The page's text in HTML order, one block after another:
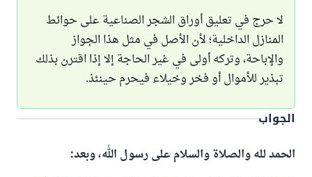
لا حرج في تعليق أوراق الشجر الصناعية على حوائط
المنازل الداخلية؛ لأن الأصل في مثل هذا الجواز
والإباحة، وتركه أولى في غير الحاجة إلا إذا اقترن بذلك
تبذير للأموال أو فخر وخيلاء فيحرم حينئذ.
الجواب
الحمد لله والصلاة والسلام على رسول الله، وبعد: